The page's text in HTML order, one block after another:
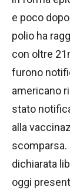
e poco
polio ha
con oltre
furono
americano
stato
alla
scomparsa.
dichiarata
oggi